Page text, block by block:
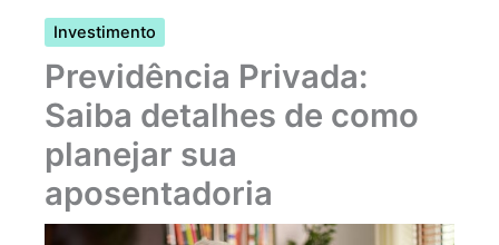
Investimento
Previdência Privada:
Saiba detalhes de como
planejar sua
aposentadoria